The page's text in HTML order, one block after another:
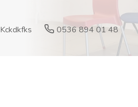
Kckdkfks 0536 894 01 48